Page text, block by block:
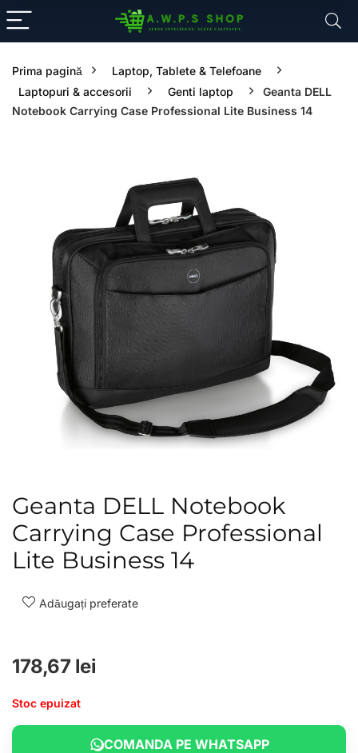
Prima pagină
Laptop, Tablete & Telefoane
Laptopuri & accesorii
Genti laptop
Geanta DELL
Notebook Carrying Case Professional Lite Business 14
Geanta DELL Notebook
Carrying Case Professional
Lite Business 14
Adăugați preferate
178,67 lei
Stoc epuizat
COMANDA PE WHATSAPP